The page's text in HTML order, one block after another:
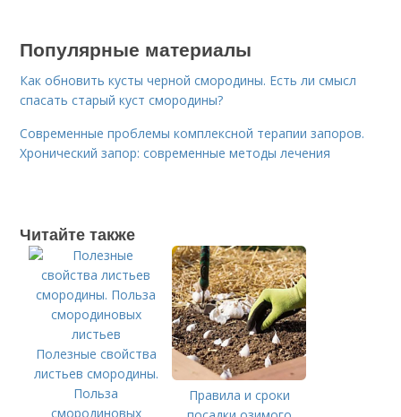
Популярные материалы
Как обновить кусты черной смородины. Есть ли смысл
спасать старый куст смородины?
Современные проблемы комплексной терапии запоров.
Хронический запор: современные методы лечения
Читайте также
Полезные свойства
листьев смородины.
Польза
смородиновых
Правила и сроки